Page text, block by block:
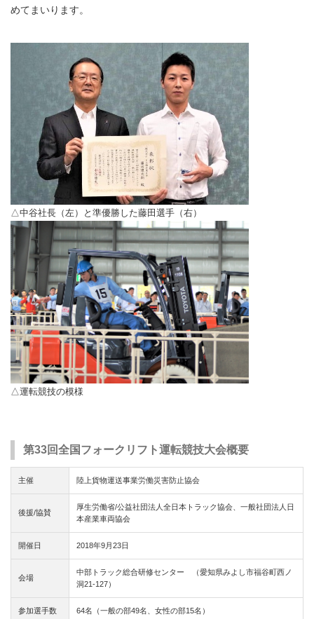
めてまいります。
△中谷社長（左）と準優勝した藤田選手（右）
△運転競技の模様
第33回全国フォークリフト運転競技大会概要
主催 陸上貨物運送事業労働災害防止協会
後援/協賛
厚生労働省/公益社団法人全日本トラック協会、一般社団法人日
本産業車両協会
開催日 2018年9月23日
会場
中部トラック総合研修センター （愛知県みよし市福谷町西ノ
洞21-127）
参加選手数 64名（一般の部49名、女性の部15名）